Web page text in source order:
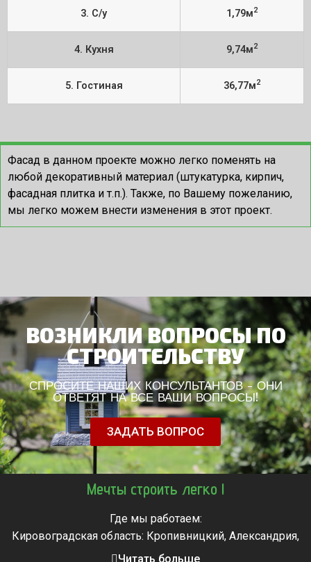
3. С/у 1,79м2
4. Кухня 9,74м2
5. Гостиная 36,77м2
Фасад в данном проекте можно легко поменять на
любой декоративный материал (штукатурка, кирпич,
фасадная плитка и т.п.). Также, по Вашему пожеланию,
мы легко можем внести изменения в этот проект.
ВОЗНИКЛИ ВОПРОСЫ ПО
СТРОИТЕЛЬСТВУ
СПРОСИТЕ НАШИХ КОНСУЛЬТАНТОВ - ОНИ
ОТВЕТЯТ НА ВСЕ ВАШИ ВОПРОСЫ!
ЗАДАТЬ ВОПРОС
Мечты строить легко !
Где мы работаем:
Кировоградская область: Кропивницкий, Александрия,
Знаменка, Долинская, Новоархангельск, Светловодск
Читать больше